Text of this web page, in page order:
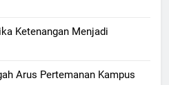
Ketenangan Menjadi
Arus Pertemanan Kampus